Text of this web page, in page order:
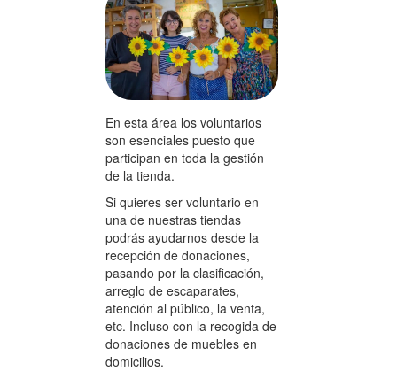
En esta área los voluntarios
son esenciales puesto que
participan en toda la gestión
de la tienda.
Si quieres ser voluntario en
una de nuestras tiendas
podrás ayudarnos desde la
recepción de donaciones,
pasando por la clasificación,
arreglo de escaparates,
atención al público, la venta,
etc. Incluso con la recogida de
donaciones de muebles en
domicilios.